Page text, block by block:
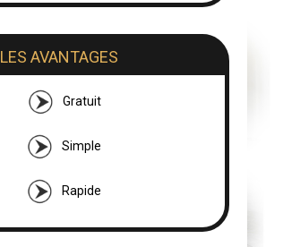
LES AVANTAGES
Gratuit
Simple
Rapide